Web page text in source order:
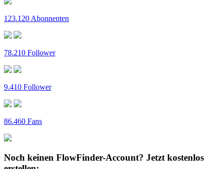
123.120 Abonnenten
78.210 Follower
9.410 Follower
86.460 Fans
Noch keinen FlowFinder-Account? Jetzt kostenlos